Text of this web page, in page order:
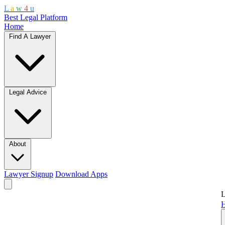
L a w 4 u
Best Legal Platform
Home
Find A Lawyer
Legal Advice
About
Lawyer Signup Download Apps